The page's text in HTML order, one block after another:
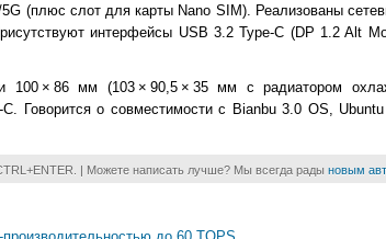
(плюс слот для карты Nano SIM). Реализованы
интерфейсы USB 3.2 Type-C (DP 1.2 Alt
× 86 мм (103 × 90,5 × 35 мм с радиатором
Говорится о совместимости с Bianbu 3.0 OS,
| Можете написать лучше? Мы всегда рады новым